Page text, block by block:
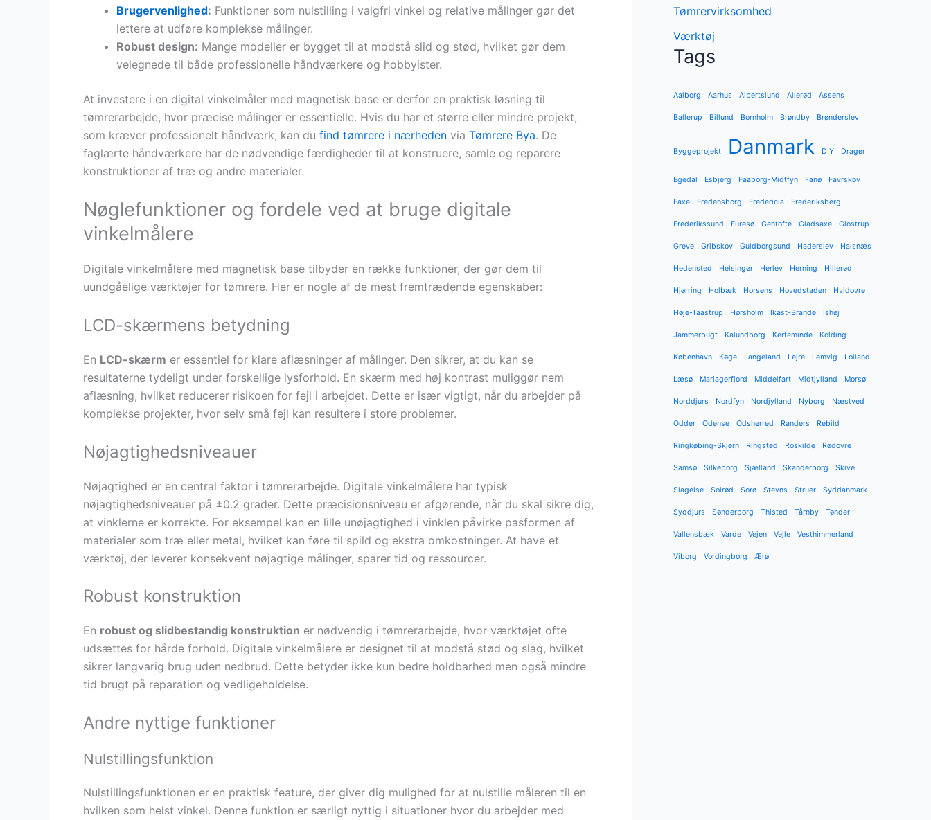
Brugervenlighed: Funktioner som nulstilling i valgfri vinkel og relative målinger gør det
lettere at udføre komplekse målinger.
Robust design: Mange modeller er bygget til at modstå slid og stød, hvilket gør dem
velegnede til både professionelle håndværkere og hobbyister.
At investere i en digital vinkelmåler med magnetisk base er derfor en praktisk løsning til
tømrerarbejde, hvor præcise målinger er essentielle. Hvis du har et større eller mindre projekt,
som kræver professionelt håndværk, kan du find tømrere i nærheden via Tømrere Bya. De
faglærte håndværkere har de nødvendige færdigheder til at konstruere, samle og reparere
konstruktioner af træ og andre materialer.
Nøglefunktioner og fordele ved at bruge digitale
vinkelmålere
Digitale vinkelmålere med magnetisk base tilbyder en række funktioner, der gør dem til
uundgåelige værktøjer for tømrere. Her er nogle af de mest fremtrædende egenskaber:
LCD-skærmens betydning
En LCD-skærm er essentiel for klare aflæsninger af målinger. Den sikrer, at du kan se
resultaterne tydeligt under forskellige lysforhold. En skærm med høj kontrast muliggør nem
aflæsning, hvilket reducerer risikoen for fejl i arbejdet. Dette er især vigtigt, når du arbejder på
komplekse projekter, hvor selv små fejl kan resultere i store problemer.
Nøjagtighedsniveauer
Nøjagtighed er en central faktor i tømrerarbejde. Digitale vinkelmålere har typisk
nøjagtighedsniveauer på ±0.2 grader. Dette præcisionsniveau er afgørende, når du skal sikre dig,
at vinklerne er korrekte. For eksempel kan en lille unøjagtighed i vinklen påvirke pasformen af
materialer som træ eller metal, hvilket kan føre til spild og ekstra omkostninger. At have et
værktøj, der leverer konsekvent nøjagtige målinger, sparer tid og ressourcer.
Robust konstruktion
En robust og slidbestandig konstruktion er nødvendig i tømrerarbejde, hvor værktøjet ofte
udsættes for hårde forhold. Digitale vinkelmålere er designet til at modstå stød og slag, hvilket
sikrer langvarig brug uden nedbrud. Dette betyder ikke kun bedre holdbarhed men også mindre
tid brugt på reparation og vedligeholdelse.
Andre nyttige funktioner
Nulstillingsfunktion
Nulstillingsfunktionen er en praktisk feature, der giver dig mulighed for at nulstille måleren til en
hvilken som helst vinkel. Denne funktion er særligt nyttig i situationer hvor du arbejder med
Tømrervirksomhed
Værktøj
Tags
Aalborg Aarhus Albertslund Allerød Assens
Ballerup Billund Bornholm Brøndby Brønderslev
Byggeprojekt Danmark DIY Dragør
Egedal Esbjerg Faaborg-Midtfyn Fanø Favrskov
Faxe Fredensborg Fredericia Frederiksberg
Frederikssund Furesø Gentofte Gladsaxe Glostrup
Greve Gribskov Guldborgsund Haderslev Halsnæs
Hedensted Helsingør Herlev Herning Hillerød
Hjørring Holbæk Horsens Hovedstaden Hvidovre
Høje-Taastrup Hørsholm Ikast-Brande Ishøj
Jammerbugt Kalundborg Kerteminde Kolding
København Køge Langeland Lejre Lemvig Lolland
Læsø Mariagerfjord Middelfart Midtjylland Morsø
Norddjurs Nordfyn Nordjylland Nyborg Næstved
Odder Odense Odsherred Randers Rebild
Ringkøbing-Skjern Ringsted Roskilde Rødovre
Samsø Silkeborg Sjælland Skanderborg Skive
Slagelse Solrød Sorø Stevns Struer Syddanmark
Syddjurs Sønderborg Thisted Tårnby Tønder
Vallensbæk Varde Vejen Vejle Vesthimmerland
Viborg Vordingborg Ærø